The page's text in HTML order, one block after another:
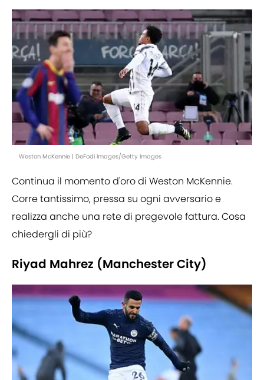
Weston McKennie | DeFodi Images/Getty Images
Continua il momento d'oro di Weston McKennie.
Corre tantissimo, pressa su ogni avversario e
realizza anche una rete di pregevole fattura. Cosa
chiedergli di più?
Riyad Mahrez (Manchester City)